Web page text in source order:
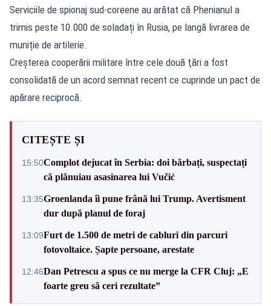
Serviciile de spionaj sud-coreene au arătat că Phenianul a
trimis peste 10.000 de soladați în Rusia, pe langă livrarea de
muniție de artilerie.
Creşterea cooperării militare între cele două ţări a fost
consolidată de un acord semnat recent ce cuprinde un pact de
apărare reciprocă.
CITEȘTE ȘI
15:50Complot dejucat în Serbia: doi bărbați, suspectați
că plănuiau asasinarea lui Vučić
13:35Groenlanda îi pune frână lui Trump. Avertisment
dur după planul de foraj
13:09Furt de 1.500 de metri de cabluri din parcuri
fotovoltaice. Șapte persoane, arestate
12:46Dan Petrescu a spus ce nu merge la CFR Cluj: „E
foarte greu să ceri rezultate”